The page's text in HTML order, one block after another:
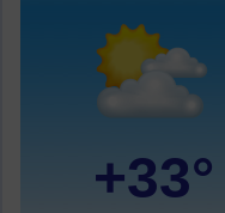
+33°